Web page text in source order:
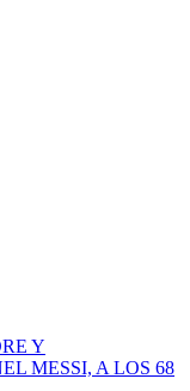
Y
MESSI, A LOS 68